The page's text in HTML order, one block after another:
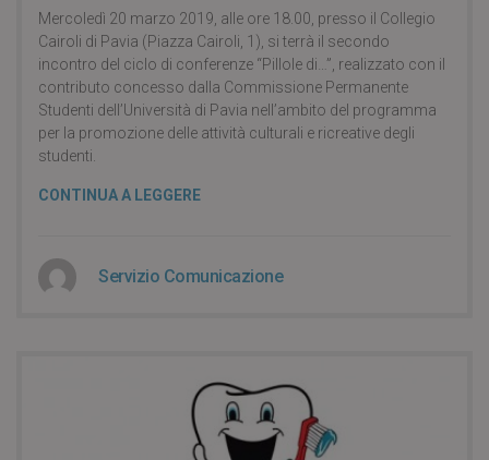
Mercoledì 20 marzo 2019, alle ore 18.00, presso il Collegio
Cairoli di Pavia (Piazza Cairoli, 1), si terrà il secondo
incontro del ciclo di conferenze “Pillole di…”, realizzato con il
contributo concesso dalla Commissione Permanente
Studenti dell’Università di Pavia nell’ambito del programma
per la promozione delle attività culturali e ricreative degli
studenti.
CONTINUA A LEGGERE
Servizio Comunicazione